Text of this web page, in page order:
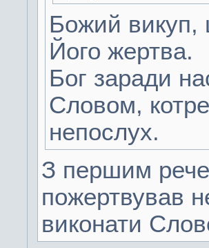
Божий викуп,
Його жертва.
Бог заради
Словом,
непослух.
З першим
пожертвував
виконати